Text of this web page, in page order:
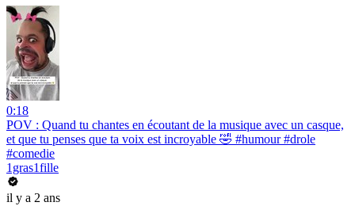
0:18
POV : Quand tu chantes en écoutant de la musique avec un casque,
et que tu penses que ta voix est incroyable 🤣 #humour #drole
#comedie
1gras1fille
il y a 2 ans